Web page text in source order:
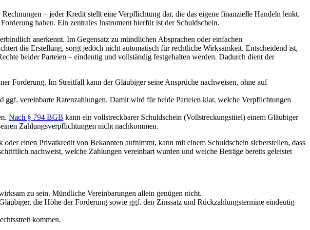
– jeder Kredit stellt eine Verpflichtung dar, die das eigene finanzielle Handeln lenkt.
haben. Ein zentrales Instrument hierfür ist der Schuldschein.
anerkennt. Im Gegensatz zu mündlichen Absprachen oder einfachen
die Erstellung, sorgt jedoch nicht automatisch für rechtliche Wirksamkeit. Entscheidend ist,
beider Parteien – eindeutig und vollständig festgehalten werden. Dadurch dient der
Forderung. Im Streitfall kann der Gläubiger seine Ansprüche nachweisen, ohne auf
vereinbarte Ratenzahlungen. Damit wird für beide Parteien klar, welche Verpflichtungen
Nach § 794 BGB kann ein vollstreckbarer Schuldschein (Vollstreckungstitel) einem Gläubiger
Zahlungsverpflichtungen nicht nachkommen.
einen Privatkredit von Bekannten aufnimmt, kann mit einem Schuldschein sicherstellen, dass
nachweist, welche Zahlungen vereinbart wurden und welche Beträge bereits geleistet
zu sein. Mündliche Vereinbarungen allein genügen nicht.
die Höhe der Forderung sowie ggf. den Zinssatz und Rückzahlungstermine eindeutig
kommen.